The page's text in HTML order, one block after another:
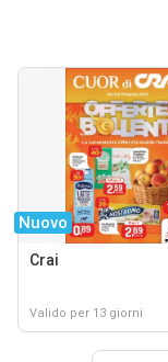
Nuovo
Crai
Valido per 13 giorni